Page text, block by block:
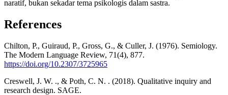
naratif, bukan sekadar tema psikologis dalam sastra.
References
Chilton, P., Guiraud, P., Gross, G., & Culler, J. (1976). Semiology.
The Modern Language Review, 71(4), 877.
https://doi.org/10.2307/3725965
Creswell, J. W. ., & Poth, C. N. . (2018). Qualitative inquiry and
research design. SAGE.